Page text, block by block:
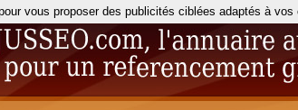
vous proposer des publicités ciblées adaptés à